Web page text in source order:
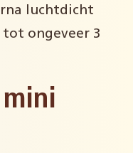
luchtdicht
ongeveer 3